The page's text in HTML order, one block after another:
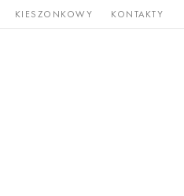
KIESZONKOWY KONTAKTY
Rzadkie i